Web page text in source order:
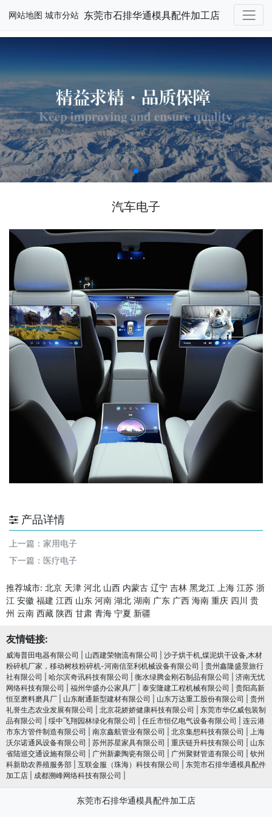
网站地图 城市分站 东莞市石排华通模具配件加工店
汽车电子
产品详情
上一篇： 家用电子
下一篇： 医疗电子
推荐城市: 北京 天津 河北 山西 内蒙古 辽宁 吉林 黑龙江 上海 江苏 浙
江 安徽 福建 江西 山东 河南 湖北 湖南 广东 广西 海南 重庆 四川 贵
州 云南 西藏 陕西 甘肃 青海 宁夏 新疆
友情链接:
威海普田电器有限公司 山西建荣物流有限公司
沙子烘干机,煤泥烘干设备,木材
粉碎机厂家，移动树枝粉碎机-河南信至利机械设备有限公司
贵州鑫隆盛景旅行
社有限公司
哈尔滨奇讯科技有限公司 衡水绿腾金刚石制品有限公司
济南无忧
网络科技有限公司
福州华盛办公家具厂 泰安隆建工程机械有限公司
贵阳高新
恒至磨料磨具厂
山东耐通新型建材有限公司 山东万达重工股份有限公司
贵州
礼誉生态农业发展有限公司
北京花娇娇健康科技有限公司
东莞市华亿威包装制
品有限公司
绥中飞翔园林绿化有限公司 任丘市恒亿电气设备有限公司
连云港
市东方管件制造有限公司
南京鑫航管业有限公司 北京集想科技有限公司
上海
沃尔诺通风设备有限公司
苏州苏星家具有限公司 重庆链升科技有限公司
山东
省陆巡交通设施有限公司
广州新豪陶瓷有限公司 广州聚财管道有限公司
钦州
科新助农养殖服务部
互联金服（珠海）科技有限公司
东莞市石排华通模具配件
加工店
成都溯峰网络科技有限公司
东莞市石排华通模具配件加工店